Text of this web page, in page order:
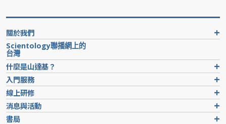
關於我們
Scientology聯播網上的
台灣
什麼是山達基？
入門服務
線上研修
消息與活動
書局